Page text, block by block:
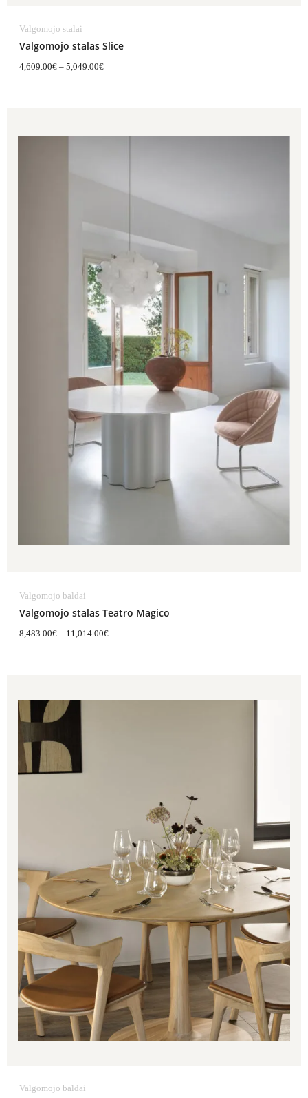
Valgomojo stalai
Valgomojo stalas Slice
4,609.00€ – 5,049.00€
Valgomojo baldai
Valgomojo stalas Teatro Magico
8,483.00€ – 11,014.00€
8,483.00€
Valgomojo baldai